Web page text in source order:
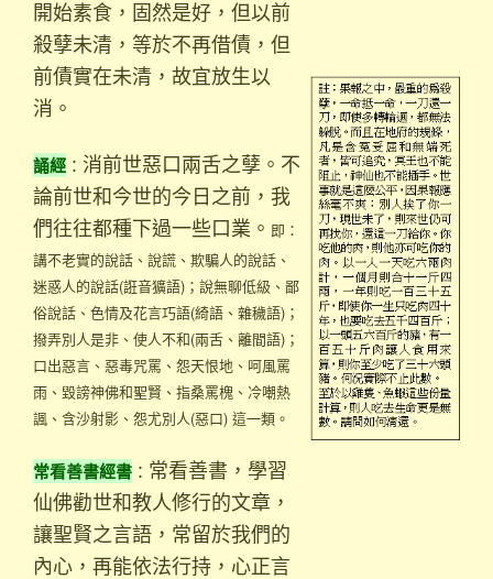
開始素食，固然是好，但以前
殺孽未清，等於不再借債，但
前債實在未清，故宜放生以
消。
誦經 ： 消前世惡口兩舌之孽。不
論前世和今世的今日之前，我
們往往都種下過一些口業。 即：
講不老實的說話、說謊、欺騙人的說話、
迷惑人的說話(誑音獷語)；說無聊低級、鄙
俗說話、色情及花言巧語(綺語、雜穢語)；
撥弄別人是非、使人不和(兩舌、離間語)；
口出惡言、惡毒咒罵、怨天恨地、呵風罵
雨、毀謗神佛和聖賢、指桑罵槐、冷嘲熱
諷、含沙射影、怨尤別人(惡口) 這一類。
常看善書經書 ： 常看善書，學習
仙佛勸世和教人修行的文章，
讓聖賢之言語，常留於我們的
內心，再能依法行持，心正言